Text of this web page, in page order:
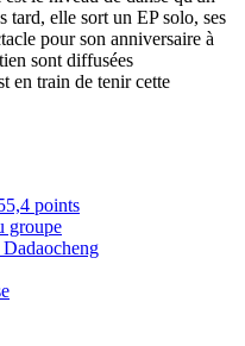
elle sort un EP solo, ses
pour son anniversaire à
sont diffusées
en train de tenir cette
points
groupe